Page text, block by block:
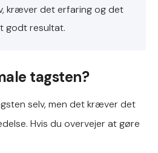
kræver det erfaring og det
godt resultat.
tagsten?
selv, men det kræver det
Hvis du overvejer at gøre